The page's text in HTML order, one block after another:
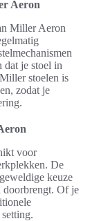
Aeron
Miller Aeron
dat je stoel in
stoelen is
zodat je
voor
De
keuze
doorbrengt. Of je